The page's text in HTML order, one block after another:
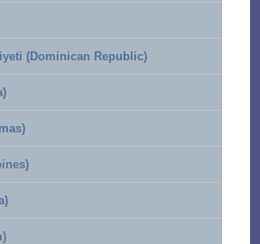
(Dominican Republic)